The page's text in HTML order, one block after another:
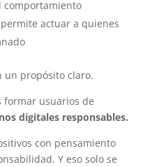
comportamiento
actuar a quienes
un propósito claro.
formar usuarios de
digitales responsables.
con pensamiento
Y eso solo se